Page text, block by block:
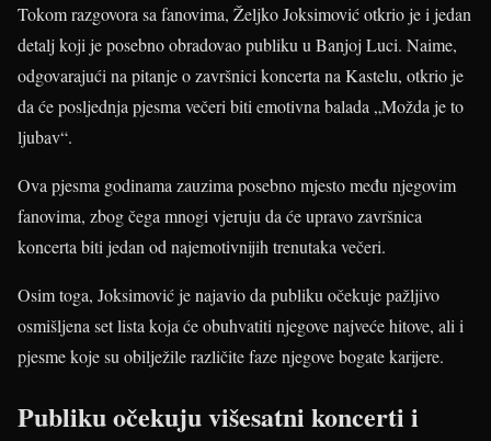
Tokom razgovora sa fanovima, Željko Joksimović otkrio je i jedan
detalj koji je posebno obradovao publiku u Banjoj Luci. Naime,
odgovarajući na pitanje o završnici koncerta na Kastelu, otkrio je
da će posljednja pjesma večeri biti emotivna balada „Možda je to
ljubav“.
Ova pjesma godinama zauzima posebno mjesto među njegovim
fanovima, zbog čega mnogi vjeruju da će upravo završnica
koncerta biti jedan od najemotivnijih trenutaka večeri.
Osim toga, Joksimović je najavio da publiku očekuje pažljivo
osmišljena set lista koja će obuhvatiti njegove najveće hitove, ali i
pjesme koje su obilježile različite faze njegove bogate karijere.
Publiku očekuju višesatni koncerti i